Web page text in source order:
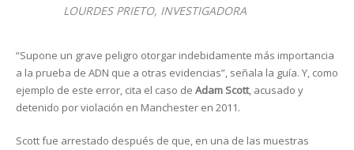
LOURDES PRIETO, INVESTIGADORA
“Supone un grave peligro otorgar indebidamente más importancia
a la prueba de ADN que a otras evidencias”, señala la guía. Y, como
ejemplo de este error, cita el caso de Adam Scott, acusado y
detenido por violación en Manchester en 2011.
Scott fue arrestado después de que, en una de las muestras